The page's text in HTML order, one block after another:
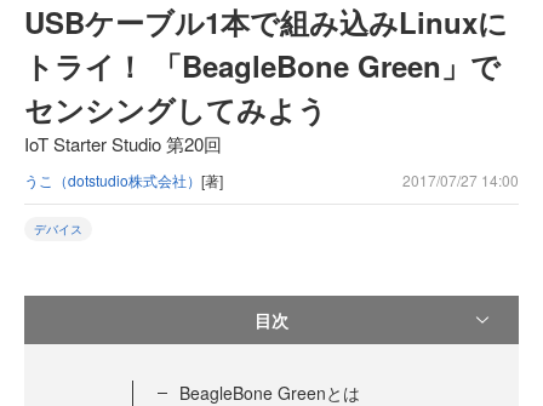
USBケーブル1本で組み込みLinuxに
トライ！ 「BeagleBone Green」で
センシングしてみよう
IoT Starter Studio 第20回
うこ（dotstudio株式会社） [著] 2017/07/27 14:00
デバイス
目次
BeagleBone Greenとは